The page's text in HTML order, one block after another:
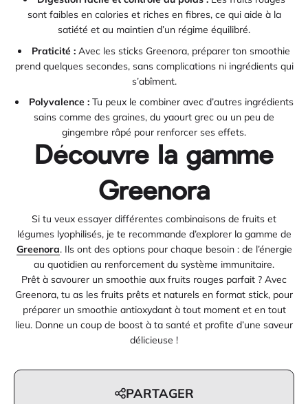
sont faibles en calories et riches en fibres, ce qui aide à la
satiété et au maintien d’un régime équilibré.
Praticité : Avec les sticks Greenora, préparer ton smoothie
prend quelques secondes, sans complications ni ingrédients qui
s’abîment.
Polyvalence :Tu peux le combiner avec d’autres ingrédients
sains comme des graines, du yaourt grec ou un peu de
gingembre râpé pour renforcer ses effets.
Découvre la gamme
Greenora
Si tu veux essayer différentes combinaisons de fruits et
légumes lyophilisés, je te recommande d’explorer la gamme de
Greenora. Ils ont des options pour chaque besoin : de l’énergie
au quotidien au renforcement du système immunitaire.
Prêt à savourer un smoothie aux fruits rouges parfait ? Avec
Greenora, tu as les fruits prêts et naturels en format stick, pour
préparer un smoothie antioxydant à tout moment et en tout
lieu. Donne un coup de boost à ta santé et profite d’une saveur
délicieuse !
PARTAGER